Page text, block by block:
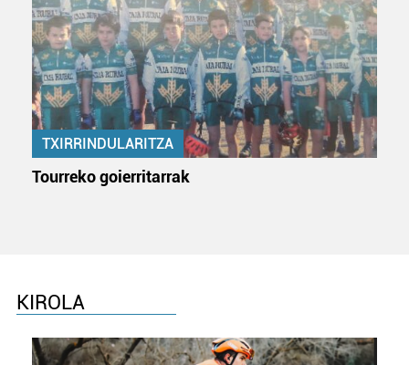
TXIRRINDULARITZA
Tourreko goierritarrak
KIROLA